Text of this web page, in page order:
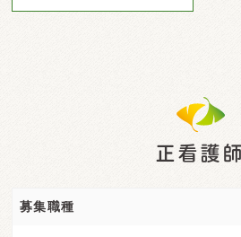
正看護師
募集職種